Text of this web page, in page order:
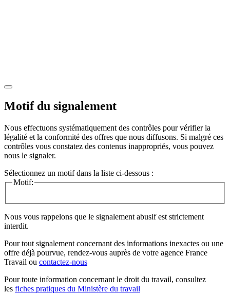
Motif du signalement
Nous effectuons systématiquement des contrôles pour vérifier la
légalité et la conformité des offres que nous diffusons. Si malgré ces
contrôles vous constatez des contenus inappropriés, vous pouvez
nous le signaler.
Sélectionnez un motif dans la liste ci-dessous :
Motif:
Nous vous rappelons que le signalement abusif est strictement
interdit.
Pour tout signalement concernant des informations inexactes ou une
offre déjà pourvue, rendez-vous auprès de votre agence France
Travail ou contactez-nous
Pour toute information concernant le droit du travail, consultez
les fiches pratiques du Ministère du travail